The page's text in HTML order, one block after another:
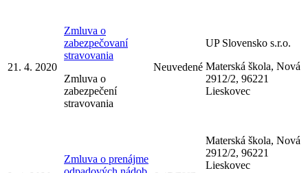
21. 4. 2020
Zmluva o
zabezpečovaní
stravovania
Zmluva o
zabezpečení
stravovania
Neuvedené
UP Slovensko s.r.o.
Materská škola, Nová
2912/2, 96221
Lieskovec
Zmluva o prenájme
Materská škola, Nová
2912/2, 96221
Lieskovec